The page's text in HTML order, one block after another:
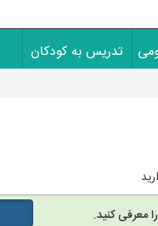
تدریس به کودکان
معرفی کنید.